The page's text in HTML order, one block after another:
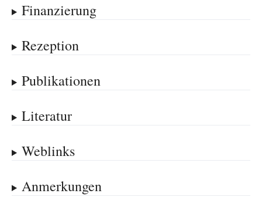
Finanzierung
Rezeption
Publikationen
Literatur
Weblinks
Anmerkungen